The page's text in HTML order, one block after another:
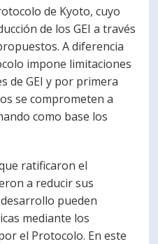
de Kyoto, cuyo
de los GEI a través
A diferencia
impone limitaciones
de GEI y por primera
se comprometen a
como base los
ratificaron el
a reducir sus
pueden
mediante los
el Protocolo. En este